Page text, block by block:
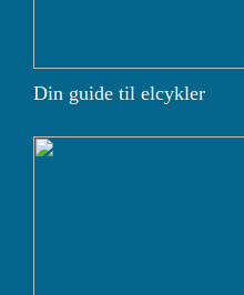
Din guide til elcykler